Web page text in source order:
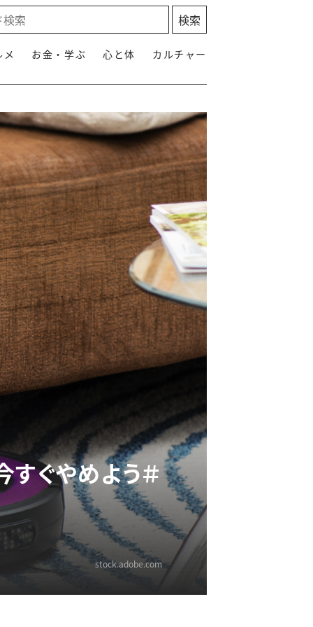
お金・学ぶ 心と体 カルチャー
すぐやめよう＃
stock.adobe.com